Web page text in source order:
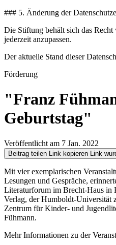
### 5. Änderung der
Die Stiftung behält sich das
jederzeit anzupassen.
Der aktuelle Stand dieser
Förderung
"Franz
Geburtstag"
Veröffentlicht am 7 Jan. 2022
Beitrag teilen Link kopieren Link
Mit vier exemplarischen
Lesungen und Gespräche,
Literaturforum im Brecht-Haus in
Verlag, der Humboldt-Universität
Zentrum für Kinder- und
Fühmann.
Mehr Informationen zu der